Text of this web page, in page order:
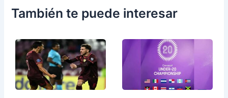
También te puede interesar